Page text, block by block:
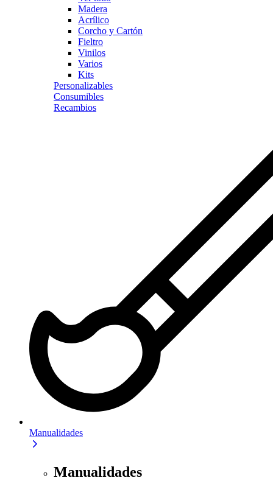
Madera
Acrílico
Corcho y Cartón
Fieltro
Vinilos
Varios
Kits
Personalizables
Consumibles
Recambios
Manualidades
Manualidades